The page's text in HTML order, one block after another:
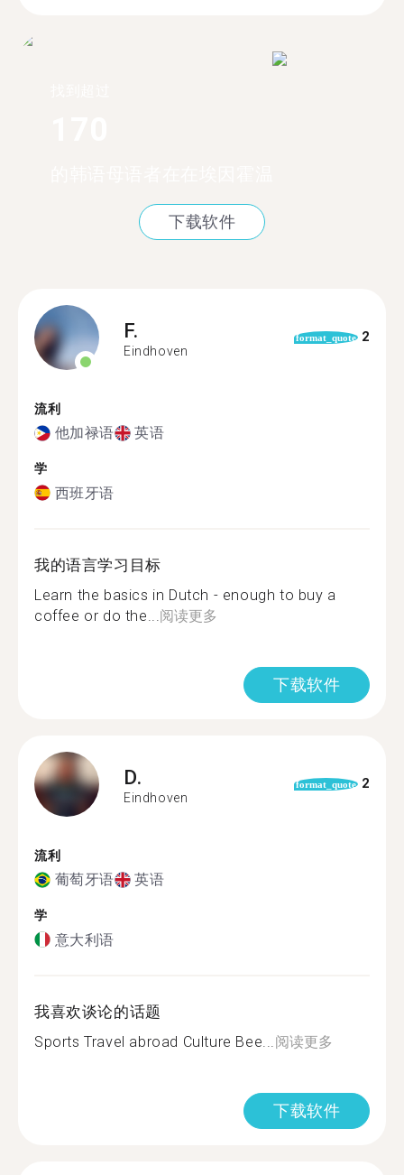
下载软件
F.
Eindhoven
format_quote 2
流利
他加禄语 英语
学
西班牙语
我的语言学习目标
Learn the basics in Dutch - enough to buy a
coffee or do the... 阅读更多
下载软件
D.
Eindhoven
format_quote 2
流利
葡萄牙语 英语
学
意大利语
我喜欢谈论的话题
Sports Travel abroad Culture Bee... 阅读更多
下载软件